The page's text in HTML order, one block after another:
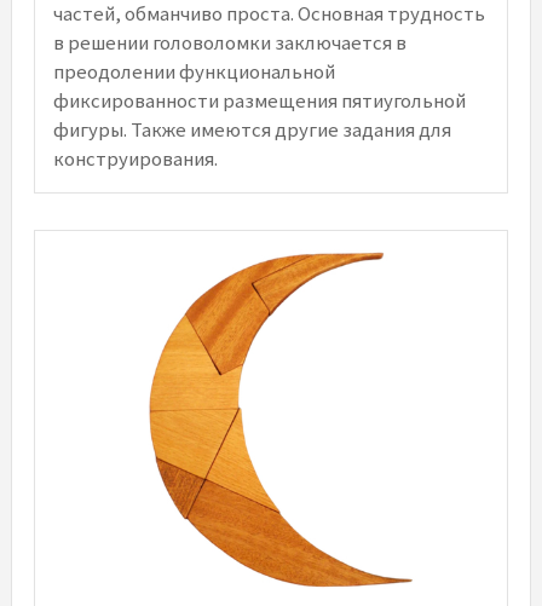
частей, обманчиво проста. Основная трудность
в решении головоломки заключается в
преодолении функциональной
фиксированности размещения пятиугольной
фигуры. Также имеются другие задания для
конструирования.